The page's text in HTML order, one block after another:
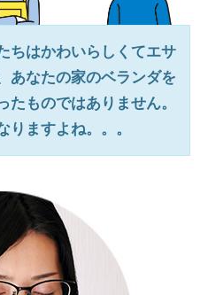
ちはかわいらしくてエサ
あなたの家のベランダを
たものではありません。
りますよね。。。